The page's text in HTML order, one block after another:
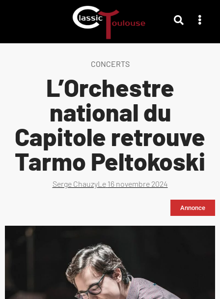
CONCERTS
L’Orchestre
national du
Capitole retrouve
Tarmo Peltokoski
Serge ChauzyLe 16 novembre 2024
Annonce